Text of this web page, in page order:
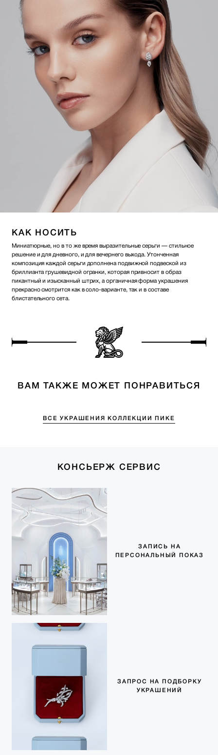
КАК НОСИТЬ
Миниатюрные, но в то же время выразительные серьги — стильное
решение и для дневного, и для вечернего выхода. Утонченная
композиция каждой серьги дополнена подвижной подвеской из
бриллианта грушевидной огранки, которая привносит в образ
пикантный и изысканный штрих, а органичная форма украшения
прекрасно смотрится как в соло-варианте, так и в составе
блистательного сета.
ВАМ ТАКЖЕ МОЖЕТ ПОНРАВИТЬСЯ
ВСЕ УКРАШЕНИЯ КОЛЛЕКЦИИ ПИКЕ
КОНСЬЕРЖ СЕРВИС
ЗАПИСЬ НА
ПЕРСОНАЛЬНЫЙ ПОКАЗ
ЗАПРОС НА ПОДБОРКУ
УКРАШЕНИЙ